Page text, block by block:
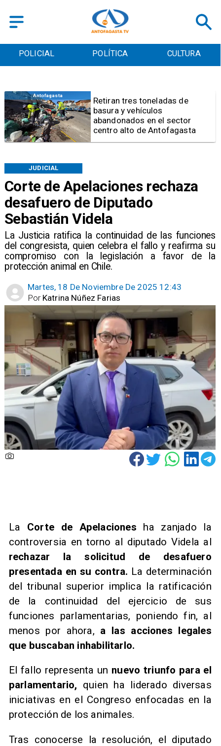
POLICIAL POLÍTICA CULTURA
Corte de Apelaciones rechaza
desafuero de Diputado
Sebastián Videla
​La Justicia ratifica la continuidad de las funciones
del congresista, quien celebra el fallo y reafirma su
compromiso con la legislación a favor de la
protección animal en Chile.
JUDICIAL
Martes, 18 De Noviembre De 2025 12:43
Katrina Núñez Farias
Por
Salud
Bajo el estándar: Hospitales de
Antofagasta y Calama no
cumplen con indicadores de
gestión del Minsal
​La Corte de Apelaciones ha zanjado la
controversia en torno al diputado Videla al
rechazar la solicitud de desafuero
presentada en su contra. La determinación
del tribunal superior implica la ratificación
de la continuidad del ejercicio de sus
funciones parlamentarias, poniendo fin, al
menos por ahora, a las acciones legales
que buscaban inhabilitarlo.
El fallo representa un nuevo triunfo para el
parlamentario, quien ha liderado diversas
iniciativas en el Congreso enfocadas en la
protección de los animales.
Tras conocerse la resolución, el diputado